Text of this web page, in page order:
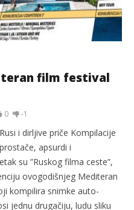
film festival
0 -1
i dirljive priče Kompilacije
apsurdi i
su ”Ruskog filma ceste”,
ovogodišnjeg Mediteran
kompilira snimke auto-
jednu drugačiju, ludu sliku